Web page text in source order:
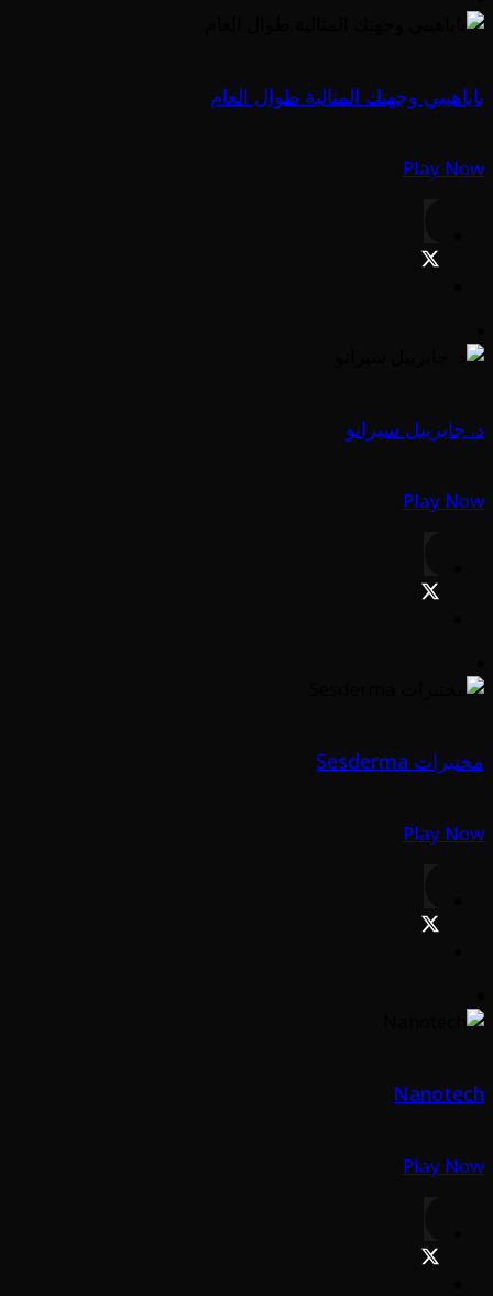
باياهيبي وجهتك المثالية طوال العام
Play Now
د. جابرييل سيرانو
Play Now
مختبرات Sesderma
Play Now
Nanotech
Play Now